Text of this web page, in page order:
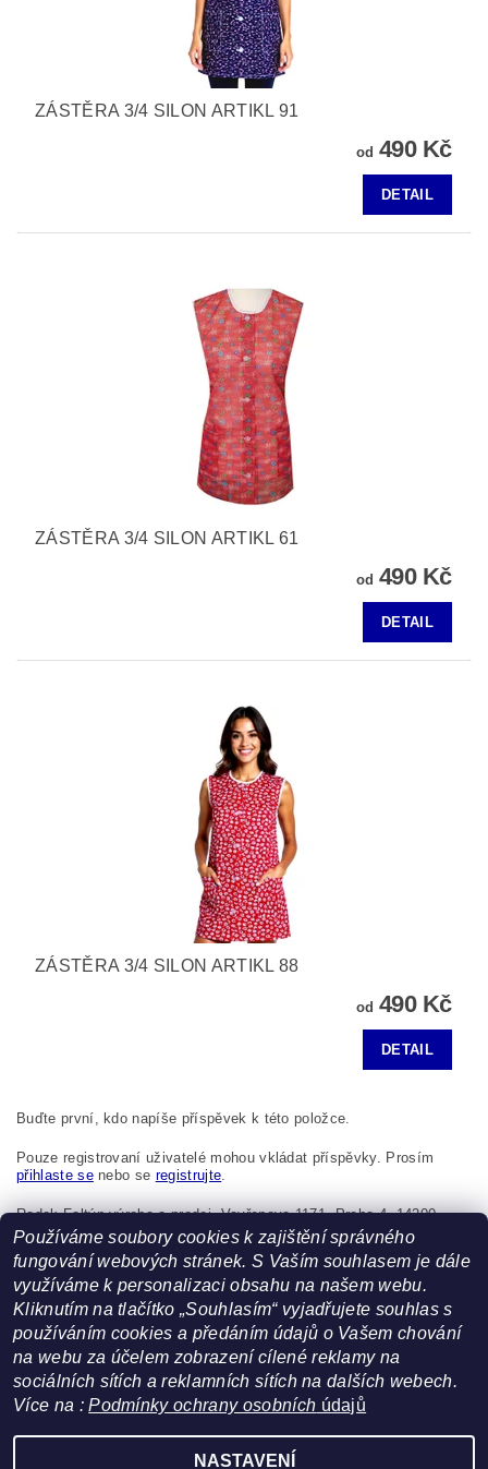
ZÁSTĚRA 3/4 SILON ARTIKL 91
od 490 Kč
DETAIL
ZÁSTĚRA 3/4 SILON ARTIKL 61
od 490 Kč
DETAIL
ZÁSTĚRA 3/4 SILON ARTIKL 88
od 490 Kč
DETAIL
Buďte první, kdo napíše příspěvek k této položce.
Pouze registrovaní uživatelé mohou vkládat příspěvky. Prosím
přihlaste senebo se registrujte.
Radek Foltýn výroba a prodej, Vavřenova 1171, Praha 4, 14200,
Česká republika, foltynradek@seznam.cz
Facebook | Heureka.cz
Používáme soubory cookies k zajištění správného
fungování webových stránek. S Vaším souhlasem je dále
využíváme k personalizaci obsahu na našem webu.
Kliknutím na tlačítko „Souhlasím“ vyjadřujete souhlas s
používáním cookies a předáním údajů o Vašem chování
na webu za účelem zobrazení cílené reklamy na
sociálních sítích a reklamních sítích na dalších webech.
Více na :Podmínky ochrany osobních údajů
NASTAVENÍ